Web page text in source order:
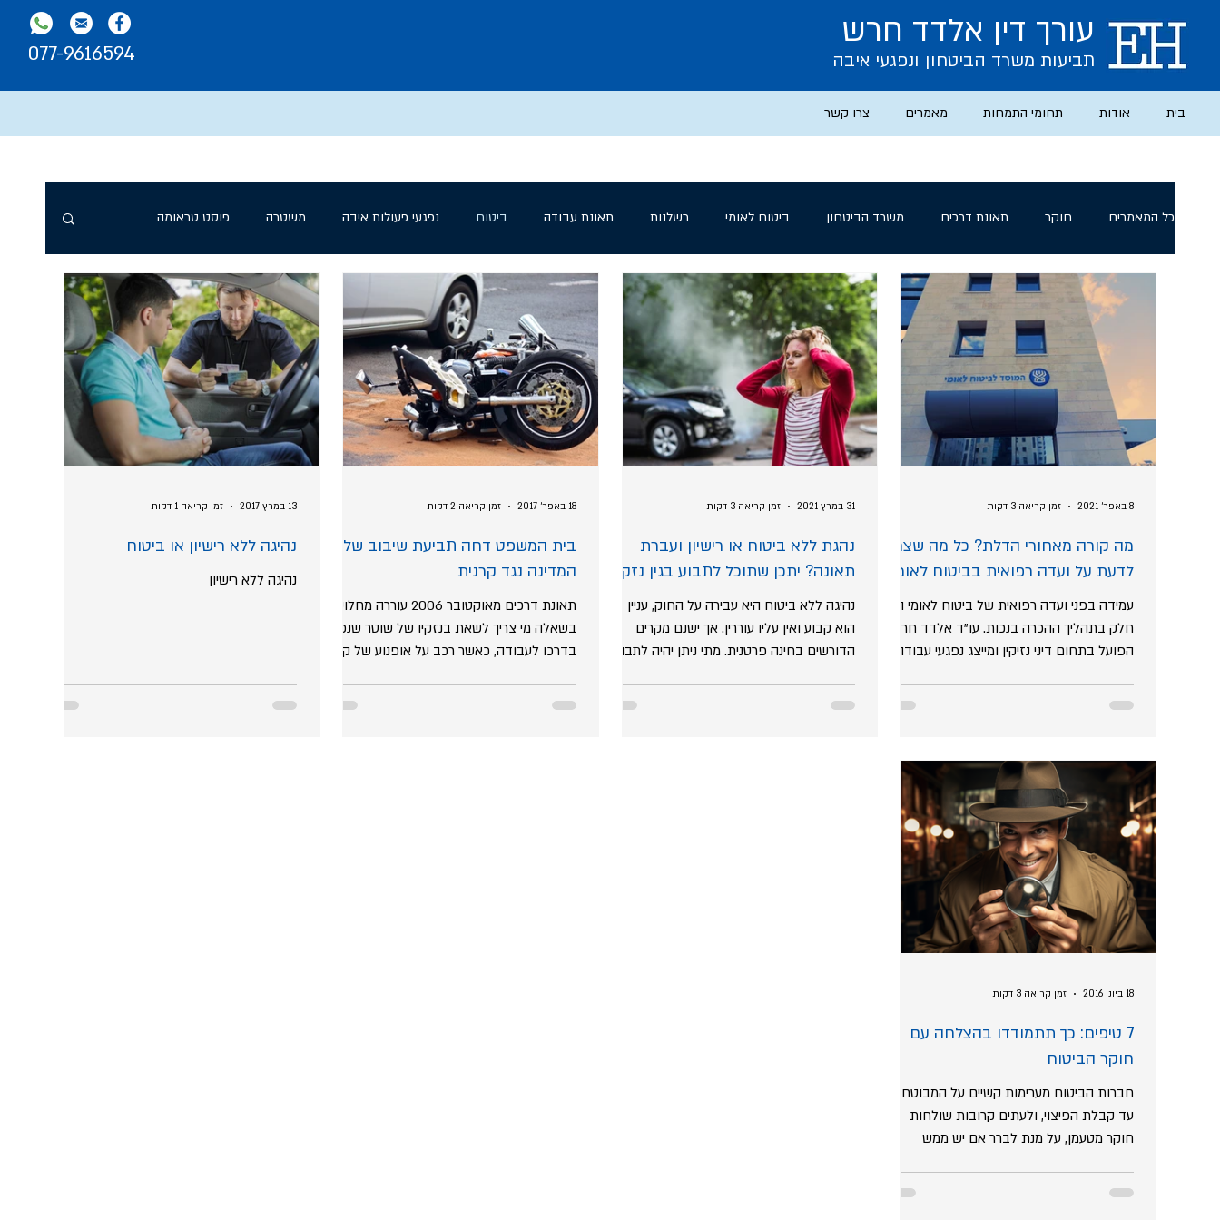
077-9616594
עורך דין אלדד חרש
תביעות משרד הביטחון ונפגעי איבה
בית אודות תחומי התמחות מאמרים צרו קשר
כל המאמרים חוקר תאונת דרכים משרד הביטחון ביטוח לאומי רשלנות תאונת עבודה ביטוח נפגעי פעולות איבה משטרה פוסט טראומה
נכי צה"ל רפורמת נפש אחת ועדה רפואית מחוזית ועדה רפואית עליונה קצין התגמולים בית המשפט בית הדין לעבודה הלם קרב
היחידה לתגובות קרב
מה קורה מאחורי הדלת? כל מה שצריך
לדעת על ועדה רפואית בביטוח לאומי
עמידה בפני ועדה רפואית של ביטוח לאומי היא
חלק בתהליך ההכרה בנכות. עו"ד אלדד חרש
הפועל בתחום דיני נזיקין ומייצג נפגעי עבודה
8 באפר׳ 2021 זמן קריאה 3 דקות
נהגת ללא ביטוח או רישיון ועברת
תאונה? יתכן שתוכל לתבוע בגין נזקי
גוף אם נגרמו
נהיגה ללא ביטוח היא עבירה על החוק, עניין זה
הוא קבוע ואין עליו עוררין. אך ישנם מקרים
הדורשים בחינה פרטנית. מתי ניתן יהיה לתבוע
31 במרץ 2021 זמן קריאה 3 דקות
בית המשפט דחה תביעת שיבוב של
המדינה נגד קרנית
תאונת דרכים מאוקטובר 2006 עוררה מחלוקת
בשאלה מי צריך לשאת בנזקיו של שוטר שנפגע
בדרכו לעבודה, כאשר רכב על אופנוע של קרוב
18 באפר׳ 2017 זמן קריאה 2 דקות
נהיגה ללא רישיון או ביטוח
נהיגה ללא רישיון
13 במרץ 2017 זמן קריאה 1 דקות
7 טיפים: כך תתמודדו בהצלחה עם
חוקר הביטוח
חברות הביטוח מערימות קשיים על המבוטחים
עד קבלת הפיצוי, ולעתים קרובות שולחות
חוקר מטעמן, על מנת לברר אם יש ממש
18 ביוני 2016 זמן קריאה 3 דקות